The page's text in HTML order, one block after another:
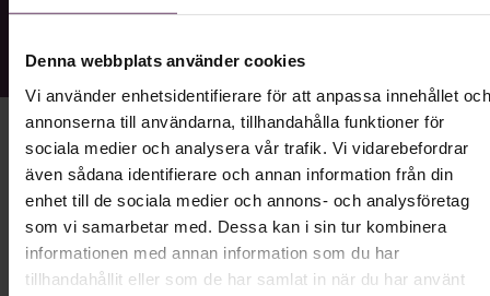
Denna webbplats använder cookies
Vi använder enhetsidentifierare för att anpassa innehållet och
annonserna till användarna, tillhandahålla funktioner för
sociala medier och analysera vår trafik. Vi vidarebefordrar
även sådana identifierare och annan information från din
enhet till de sociala medier och annons- och analysföretag
som vi samarbetar med. Dessa kan i sin tur kombinera
informationen med annan information som du har
tillhandahållit eller som de har samlat in när du har använt
Chefens roll
När man får möjligheten att ta sin
första chefsroll så kommer man in i
ett nytt yrke – man är ny som chef
och med det tillkommer uppgifter
som skiljer sig från ledarens. De mest